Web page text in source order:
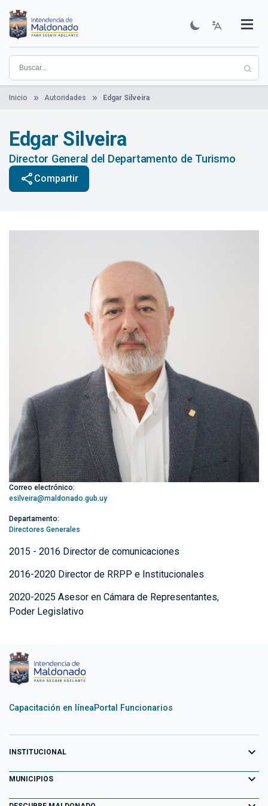
contenido
principal
Institucional
Municipios
Descubre Maldonado
Comunicación
Servicios
Guía De Trámites
Ver Noticias
Inicio Autoridades Edgar Silveira
Edgar Silveira
Director General del Departamento de Turismo
share Compartir
2015 - 2016 Director de comunicaciones
2016-2020 Director de RRPP e Institucionales
2020-2025 Asesor en Cámara de Representantes,
Poder Legislativo
Correo electrónico:
esilveira@maldonado.gub.uy
Departamento:
Directores Generales
Capacitación en líneaPortal Funcionarios
INSTITUCIONAL expand_more
Equipo de Gobierno
Primeros 100 días
MUNICIPIOS expand_more
Aiguá